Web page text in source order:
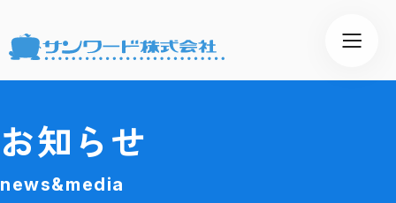
お知らせ
news&media